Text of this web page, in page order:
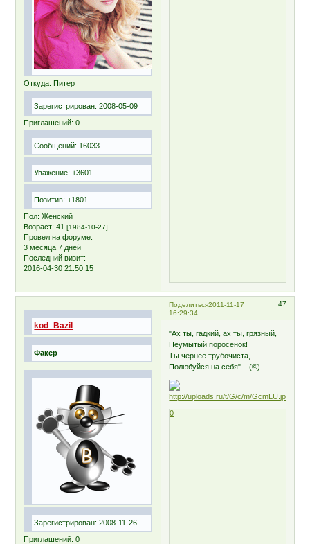
Откуда: Питер
Зарегистрирован: 2008-05-09
Приглашений: 0
Сообщений: 16033
Уважение: +3601
Позитив: +1801
Пол: Женский
Возраст: 41[1984-10-27]
Провел на форуме:
3 месяца 7 дней
Последний визит:
2016-04-30 21:50:15
Поделиться 47
2011-11-17
16:29:34
kod_Bazil
Факер
Зарегистрирован: 2008-11-26
Приглашений: 0
"Ах ты, гадкий, ах ты, грязный,
Неумытый поросёнок!
Ты чернее трубочиста,
Полюбуйся на себя"... (©)
0